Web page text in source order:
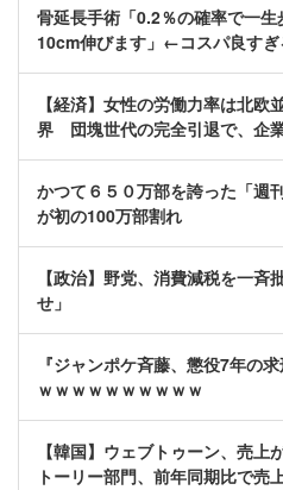
骨延長手術「0.2％の確率で一
10cm伸びます」←コスパ良すぎ
【経済】女性の労働力率は北欧
界 団塊世代の完全引退で、企
かつて６５０万部を誇った「週
が初の100万部割れ
【政治】野党、消費減税を一
せ」
『ジャンポケ斉藤、懲役7年の
ｗｗｗｗｗｗｗｗｗｗ
【韓国】ウェブトゥーン、売上
トーリー部門、前年同期比で売